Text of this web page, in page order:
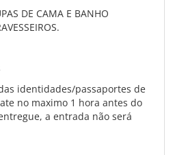
DE CAMA E BANHO
identidades/passaportes de
no maximo 1 hora antes do
a entrada não será